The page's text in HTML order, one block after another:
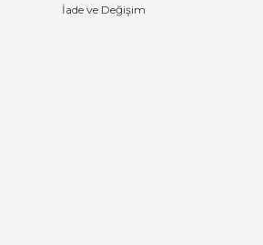
İade ve Değişim